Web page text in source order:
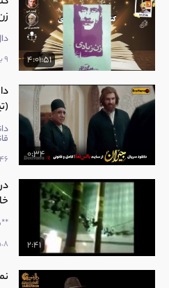
4:01:51 9 بازدید
0:34
146
2:41
15.8